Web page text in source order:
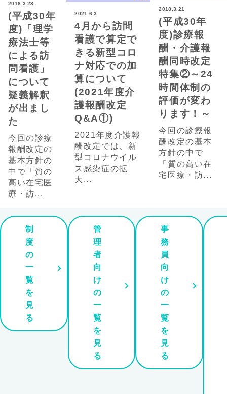
2018.3.23
(平成30年
度)「理学
療法士等
による訪
問看護」
について
疑義解釈
が出まし
た
今回の診療
報酬改定の
基本方針の
中で「質の
高い在宅医
療・訪...
2021.6.3
4月から訪問
看護で算定で
きる新型コロ
ナ対応での加
算について
(2021年度介
護報酬改定
Q&A①)
2021年度介護報
酬改定では、新
型コロナウイル
ス感染症の拡
大...
2018.3.21
(平成30年
度)診療報
酬・介護報
酬同時改定
特集②～24
時間体制の
評価が変わ
ります！～
今回の診療報
酬改定の基本
方針の中で
「質の高い在
宅医療・訪...
制
度
の
一
覧
を
見
る
管
理
者
向
け
の
一
覧
を
見
る
事
務
員
向
け
の
一
覧
を
見
る